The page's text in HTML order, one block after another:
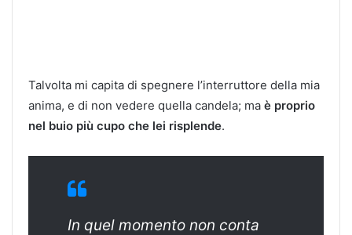
Talvolta mi capita di spegnere l’interruttore della mia
anima, e di non vedere quella candela; ma è proprio
nel buio più cupo che lei risplende.
In quel momento non conta